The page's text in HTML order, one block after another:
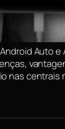
Auto e
nas centrais